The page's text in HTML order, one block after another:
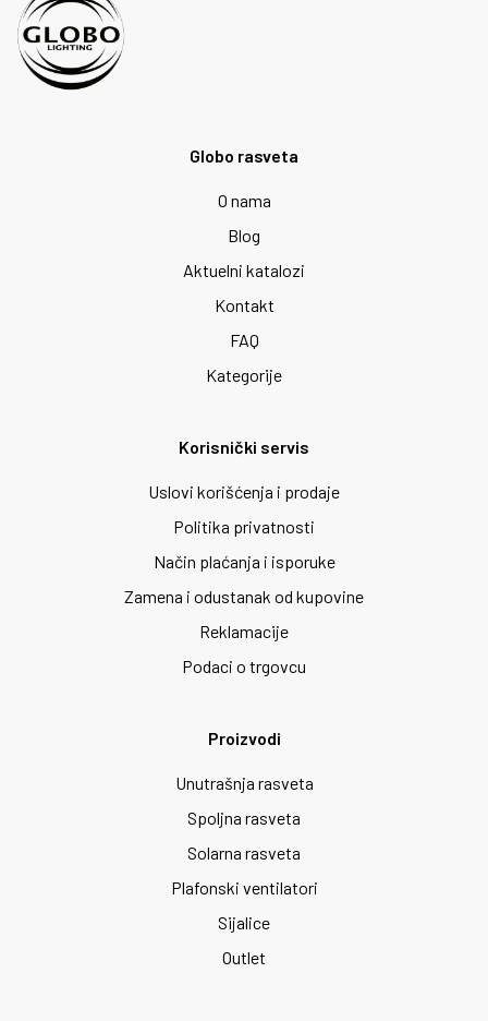
Globo rasveta
O nama
Blog
Aktuelni katalozi
Kontakt
FAQ
Kategorije
Korisnički servis
Uslovi korišćenja i prodaje
Politika privatnosti
Način plaćanja i isporuke
Zamena i odustanak od kupovine
Reklamacije
Podaci o trgovcu
Proizvodi
Unutrašnja rasveta
Spoljna rasveta
Solarna rasveta
Plafonski ventilatori
Sijalice
Outlet